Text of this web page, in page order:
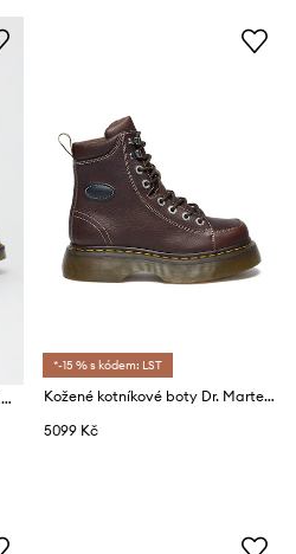
Nízké kozačky Dr. Martens 1460 W
*-15 % s kódem: LST
Kožené kotníkové boty Dr. Martens Buzz 8i
5099 Kč